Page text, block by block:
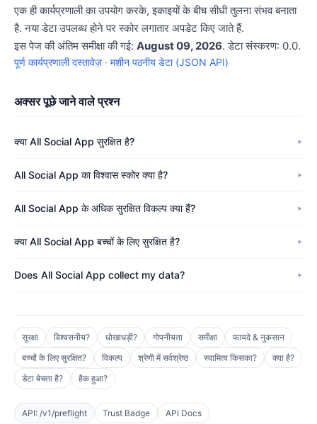
एक ही कार्यप्रणाली का उपयोग करके, इकाइयों के बीच सीधी तुलना संभव बनाता
है. नया डेटा उपलब्ध होने पर स्कोर लगातार अपडेट किए जाते हैं.
इस पेज की अंतिम समीक्षा की गई: August 09, 2026. डेटा संस्करण: 0.0.
पूर्ण कार्यप्रणाली दस्तावेज़ · मशीन पठनीय डेटा (JSON API)
अक्सर पूछे जाने वाले प्रश्न
क्या All Social App सुरक्षित है?
All Social App का विश्वास स्कोर क्या है?
All Social App के अधिक सुरक्षित विकल्प क्या हैं?
क्या All Social App बच्चों के लिए सुरक्षित है?
Does All Social App collect my data?
सुरक्षा विश्वसनीय? धोखाधड़ी? गोपनीयता समीक्षा
फायदे & नुकसान
बच्चों के लिए सुरक्षित?
विकल्प श्रेणी में सर्वश्रेष्ठ स्वामित्व किसका?
क्या है?
डेटा बेचता है?
हैक हुआ?
API: /v1/preflight Trust Badge API Docs